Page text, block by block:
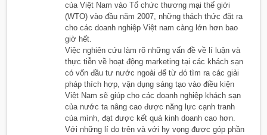
của Việt Nam vào Tổ chức thương mại thế giới
(WTO) vào đầu năm 2007, những thách thức đặt ra
cho các doanh nghiệp Việt nam càng lớn hơn bao
giờ hết.
Việc nghiên cứu làm rõ những vấn đề về lí luận và
thực tiễn về hoạt động marketing tại các khách sạn
có vốn đầu tư nước ngoài để từ đó tìm ra các giải
pháp thích hợp, vận dụng sáng tạo vào điều kiện
Việt Nam sẽ giúp cho các doanh nghiệp khách sạn
của nước ta nâng cao được năng lực cạnh tranh
của mình, đạt được kết quả kinh doanh cao hơn.
Với những lí do trên và với hy vọng được góp phần